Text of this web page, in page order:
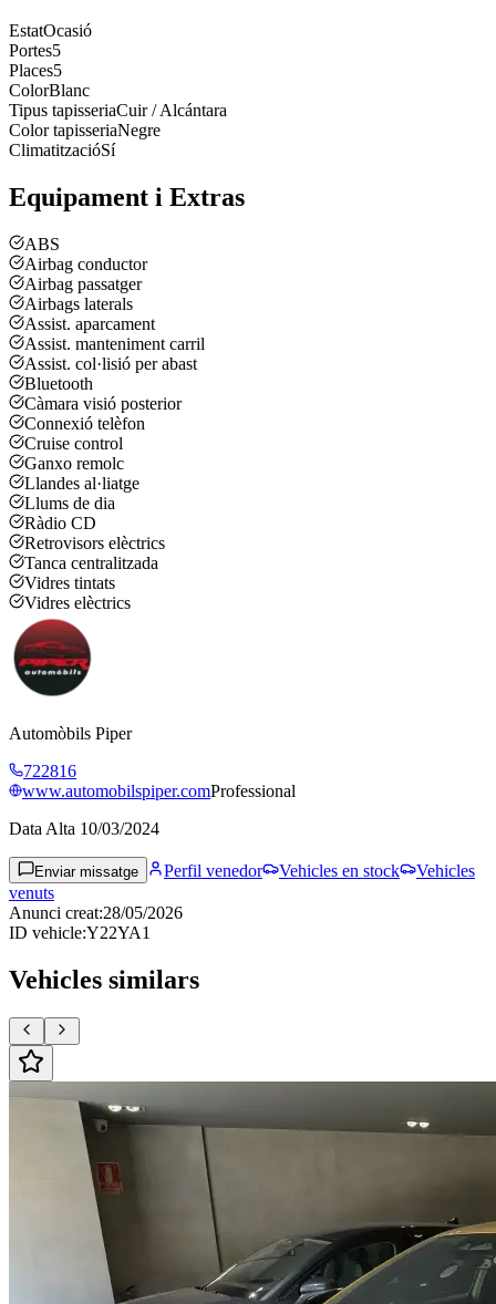
EstatOcasió
Portes5
Places5
ColorBlanc
Tipus tapisseriaCuir / Alcántara
Color tapisseriaNegre
ClimatitzacióSí
Equipament i Extras
ABS
Airbag conductor
Airbag passatger
Airbags laterals
Assist. aparcament
Assist. manteniment carril
Assist. col·lisió per abast
Bluetooth
Càmara visió posterior
Connexió telèfon
Cruise control
Ganxo remolc
Llandes al·liatge
Llums de dia
Ràdio CD
Retrovisors elèctrics
Tanca centralitzada
Vidres tintats
Vidres elèctrics
Automòbils Piper
722816
www.automobilspiper.comProfessional
Data Alta 10/03/2024
Enviar missatge Perfil venedor Vehicles en stock
Vehicles
venuts
Anunci creat:28/05/2026
ID vehicle:Y22YA1
Vehicles similars